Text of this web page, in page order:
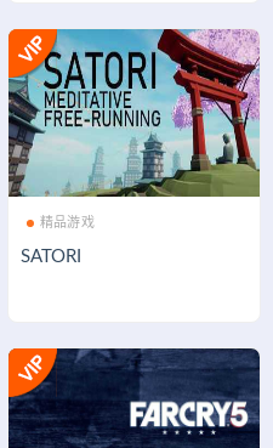
精品游戏
SATORI